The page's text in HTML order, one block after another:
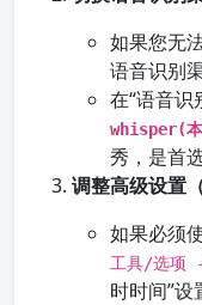
如果您无
语音识别渠
在“语音识
whisper(
秀，是首
调整高级设置
如果必须
工具/选项
时时间”